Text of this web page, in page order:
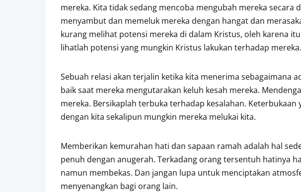
mereka. Kita tidak sedang mencoba mengubah mereka
menyambut dan memeluk mereka dengan hangat dan
kurang melihat potensi mereka di dalam Kristus, oleh karena
lihatlah potensi yang mungkin Kristus lakukan terhadap mereka.
Sebuah relasi akan terjalin ketika kita menerima sebagaimana
baik saat mereka mengutarakan keluh kesah mereka.
mereka. Bersikaplah terbuka terhadap kesalahan.
dengan kita sekalipun mungkin mereka melukai kita.
Memberikan kemurahan hati dan sapaan ramah adalah hal
penuh dengan anugerah. Terkadang orang tersentuh hatinya
namun membekas. Dan jangan lupa untuk menciptakan
menyenangkan bagi orang lain.